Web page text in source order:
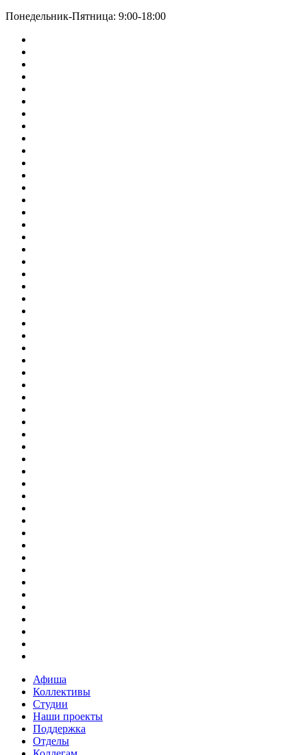
Понедельник-Пятница: 9:00-18:00
Афиша
Коллективы
Студии
Наши проекты
Поддержка
Отделы